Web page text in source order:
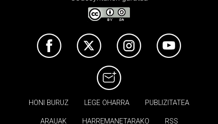
HONI BURUZ LEGE OHARRA PUBLIZITATEA
ARAUAK HARREMANETARAKO RSS